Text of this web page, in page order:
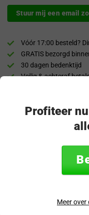
Stuur mij een email
Vóór 17:00 besteld?
GRATIS bezorgd
30 dagen bedenktijd
Veilig & achteraf
Productomschrijving
Verzending &
Profiteer
Meer